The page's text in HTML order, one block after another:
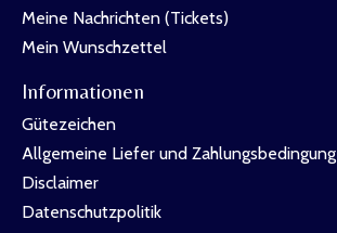
Meine Nachrichten (Tickets)
Mein Wunschzettel
Informationen
Gütezeichen
Allgemeine Liefer und
Disclaimer
Datenschutzpolitik